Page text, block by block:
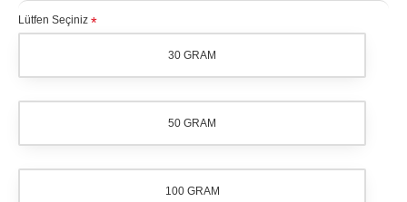
Lütfen Seçiniz
30 GRAM
50 GRAM
100 GRAM